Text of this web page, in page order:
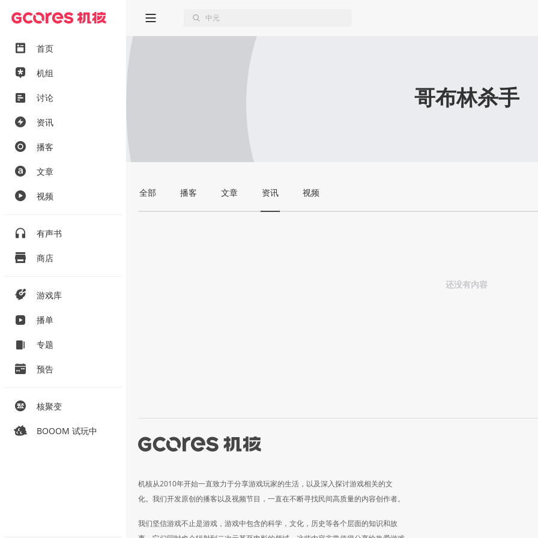
首页
机组
讨论
资讯
播客
文章
视频
有声书
商店
游戏库
播单
专题
预告
核聚变
BOOOM 试玩中
哥布林杀手
全部 播客 文章 资讯 视频
还没有内容
机核从2010年开始一直致力于分享游戏玩家的生活，以及深入探讨游戏相关的文
化。我们开发原创的播客以及视频节目，一直在不断寻找民间高质量的内容创作者。
我们坚信游戏不止是游戏，游戏中包含的科学，文化，历史等各个层面的知识和故